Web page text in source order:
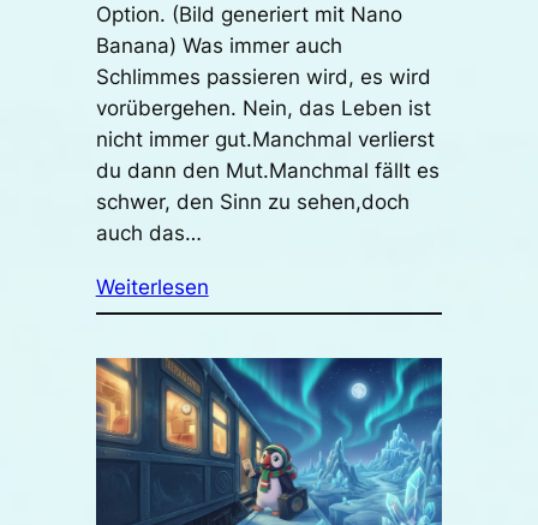
Option. (Bild generiert mit Nano
Banana) Was immer auch
Schlimmes passieren wird, es wird
vorübergehen. Nein, das Leben ist
nicht immer gut.Manchmal verlierst
du dann den Mut.Manchmal fällt es
schwer, den Sinn zu sehen,doch
auch das…
Weiterlesen